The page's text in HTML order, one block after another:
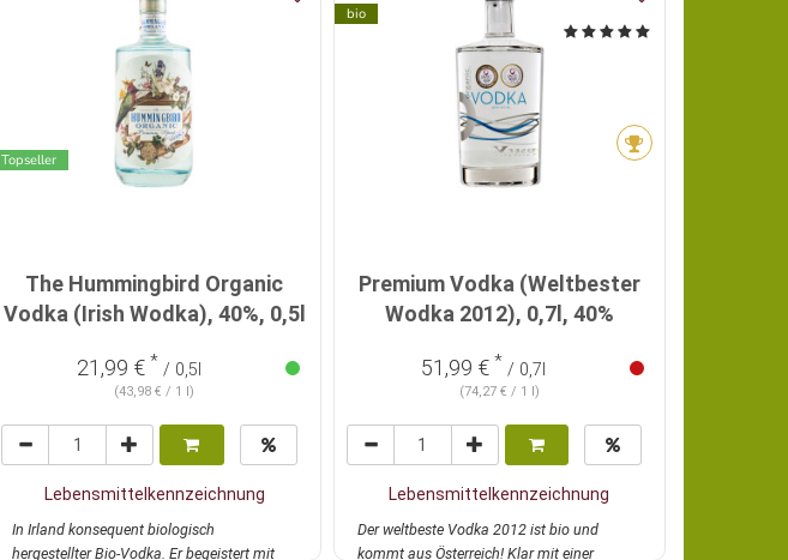
Topseller
The Hummingbird Organic
Vodka (Irish Wodka), 40%, 0,5l
21,99 € * / 0,5l
(43,98 € / 1 l)
Lebensmittelkennzeichnung
In Irland konsequent biologisch
hergestellter Bio-Vodka. Er begeistert mit
bio
Premium Vodka (Weltbester
Wodka 2012), 0,7l, 40%
51,99 € * / 0,7l
(74,27 € / 1 l)
Lebensmittelkennzeichnung
Der weltbeste Vodka 2012 ist bio und
kommt aus Österreich! Klar mit einer